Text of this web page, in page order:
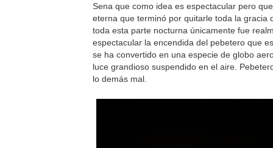
Sena que como idea es espectacular pero
eterna que terminó por quitarle toda la gracia
toda esta parte nocturna únicamente fue
espectacular la encendida del pebetero que
se ha convertido en una especie de globo
luce grandioso suspendido en el aire.
lo demás mal.